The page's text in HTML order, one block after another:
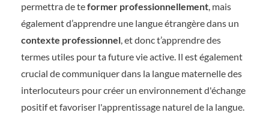
permettra de teformer professionnellement, mais
également d’apprendre une langue étrangère dans un
contexte professionnel, et donc t’apprendre des
termes utiles pour ta future vie active. Il est également
crucial de communiquer dans la langue maternelle des
interlocuteurs pour créer un environnement d'échange
positif et favoriser l'apprentissage naturel de la langue.